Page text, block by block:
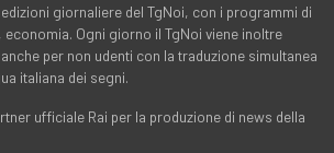
giornaliere del TgNoi, con i programmi di
Ogni giorno il TgNoi viene inoltre
per non udenti con la traduzione simultanea
italiana dei segni.
ufficiale Rai per la produzione di news della